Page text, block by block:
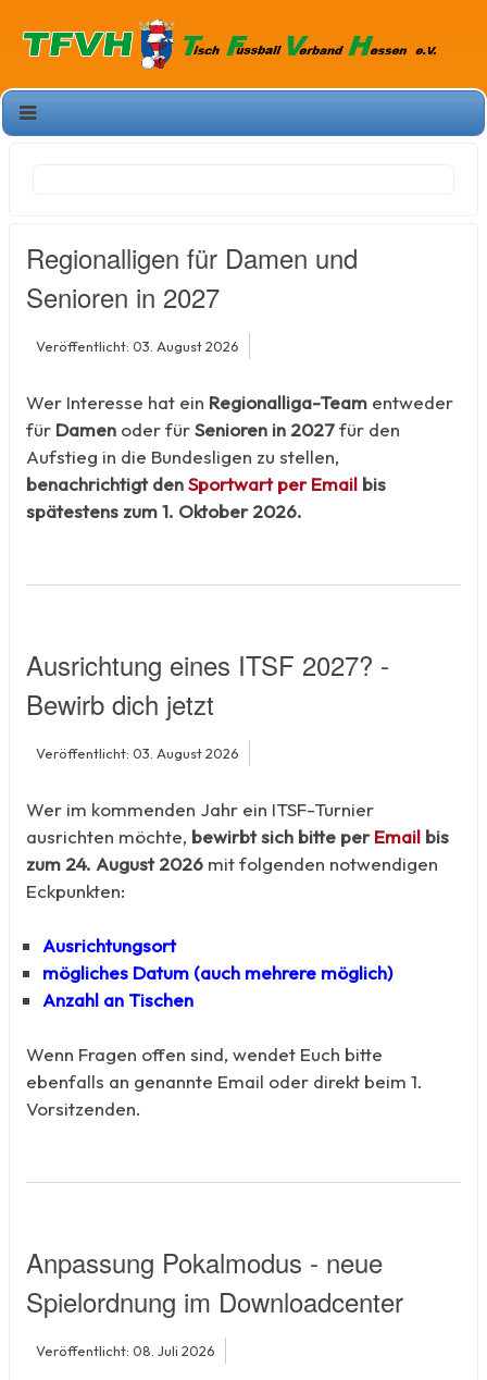
Regionalligen für Damen und
Senioren in 2027
Veröffentlicht: 03. August 2026
Wer Interesse hat ein Regionalliga-Team entweder
für Damen oder fürSenioren in 2027für den
Aufstieg in die Bundesligen zu stellen,
benachrichtigt denSportwart per Email bis
spätestens zum 1. Oktober 2026.
Ausrichtung eines ITSF 2027? -
Bewirb dich jetzt
Veröffentlicht: 03. August 2026
Wer im kommenden Jahr ein ITSF-Turnier
ausrichten möchte, bewirbt sich bitte perEmail bis
zum 24. August 2026 mit folgenden notwendigen
Eckpunkten:
Ausrichtungsort
mögliches Datum (auch mehrere möglich)
Anzahl an Tischen
Wenn Fragen offen sind, wendet Euch bitte
ebenfalls an genannte Email oder direkt beim 1.
Vorsitzenden.
Anpassung Pokalmodus - neue
Spielordnung im Downloadcenter
Veröffentlicht: 08. Juli 2026